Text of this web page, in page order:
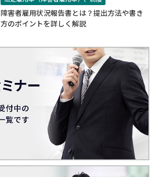
障害者雇用状況報告書とは？提出方法や書き
方のポイントを詳しく解説